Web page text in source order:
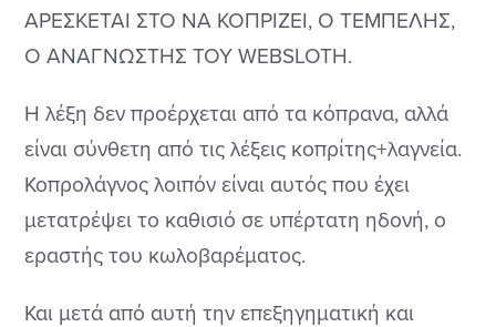
ΑΡΕΣΚΕΤΑΙ ΣΤΟ ΝΑ ΚΟΠΡΙΖΕΙ, Ο ΤΕΜΠΕΛΗΣ,
Ο ΑΝΑΓΝΩΣΤΗΣ ΤΟΥ WEBSLOTH.
Η λέξη δεν προέρχεται από τα κόπρανα, αλλά
είναι σύνθετη από τις λέξεις κοπρίτης+λαγνεία.
Κοπρολάγνος λοιπόν είναι αυτός που έχει
μετατρέψει το καθισιό σε υπέρτατη ηδονή, ο
εραστής του κωλοβαρέματος.
Και μετά από αυτή την επεξηγηματική και